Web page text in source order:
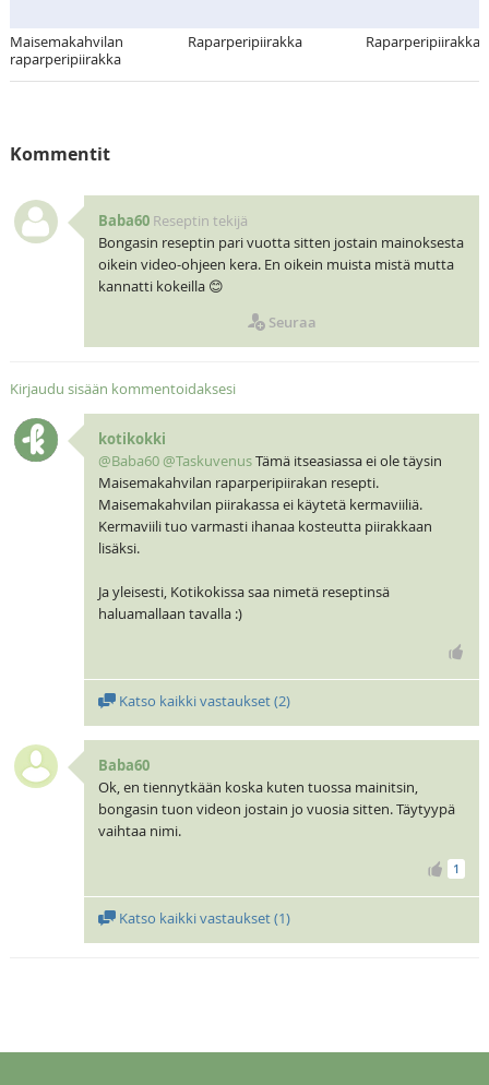
Maisemakahvilan
raparperipiirakka
Raparperipiirakka Raparperipiirakka
Kommentit
Baba60 Reseptin tekijä
Bongasin reseptin pari vuotta sitten jostain mainoksesta
oikein video-ohjeen kera. En oikein muista mistä mutta
kannatti kokeilla 😊
Seuraa
Kirjaudu sisään kommentoidaksesi
kotikokki
@Baba60 @TaskuvenusTämä itseasiassa ei ole täysin
Maisemakahvilan raparperipiirakan resepti.
Maisemakahvilan piirakassa ei käytetä kermaviiliä.
Kermaviili tuo varmasti ihanaa kosteutta piirakkaan
lisäksi.
Ja yleisesti, Kotikokissa saa nimetä reseptinsä
haluamallaan tavalla :)
Katso kaikki vastaukset (2)
Baba60
Ok, en tiennytkään koska kuten tuossa mainitsin,
bongasin tuon videon jostain jo vuosia sitten. Täytyypä
vaihtaa nimi.
1
Katso kaikki vastaukset (1)